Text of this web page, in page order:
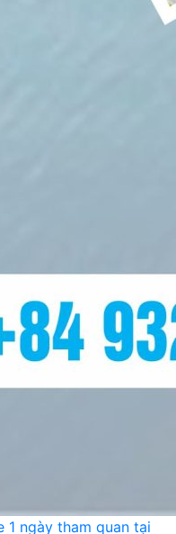
1 ngày tham quan tại